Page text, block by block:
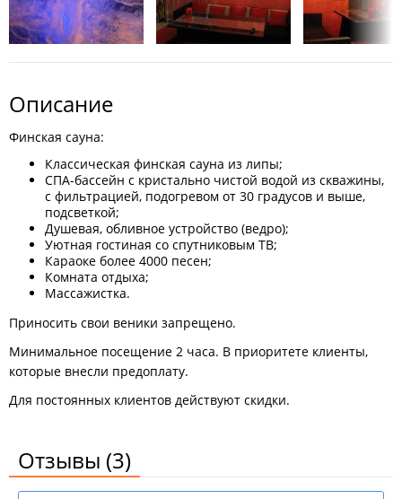
Описание
Финская сауна:
Классическая финская сауна из липы;
СПА-бассейн с кристально чистой водой из скважины,
с фильтрацией, подогревом от 30 градусов и выше,
подсветкой;
Душевая, обливное устройство (ведро);
Уютная гостиная со спутниковым ТВ;
Караоке более 4000 песен;
Комната отдыха;
Массажистка.
Приносить свои веники запрещено.
Минимальное посещение 2 часа. В приоритете клиенты,
которые внесли предоплату.
Для постоянных клиентов действуют скидки.
Отзывы (3)